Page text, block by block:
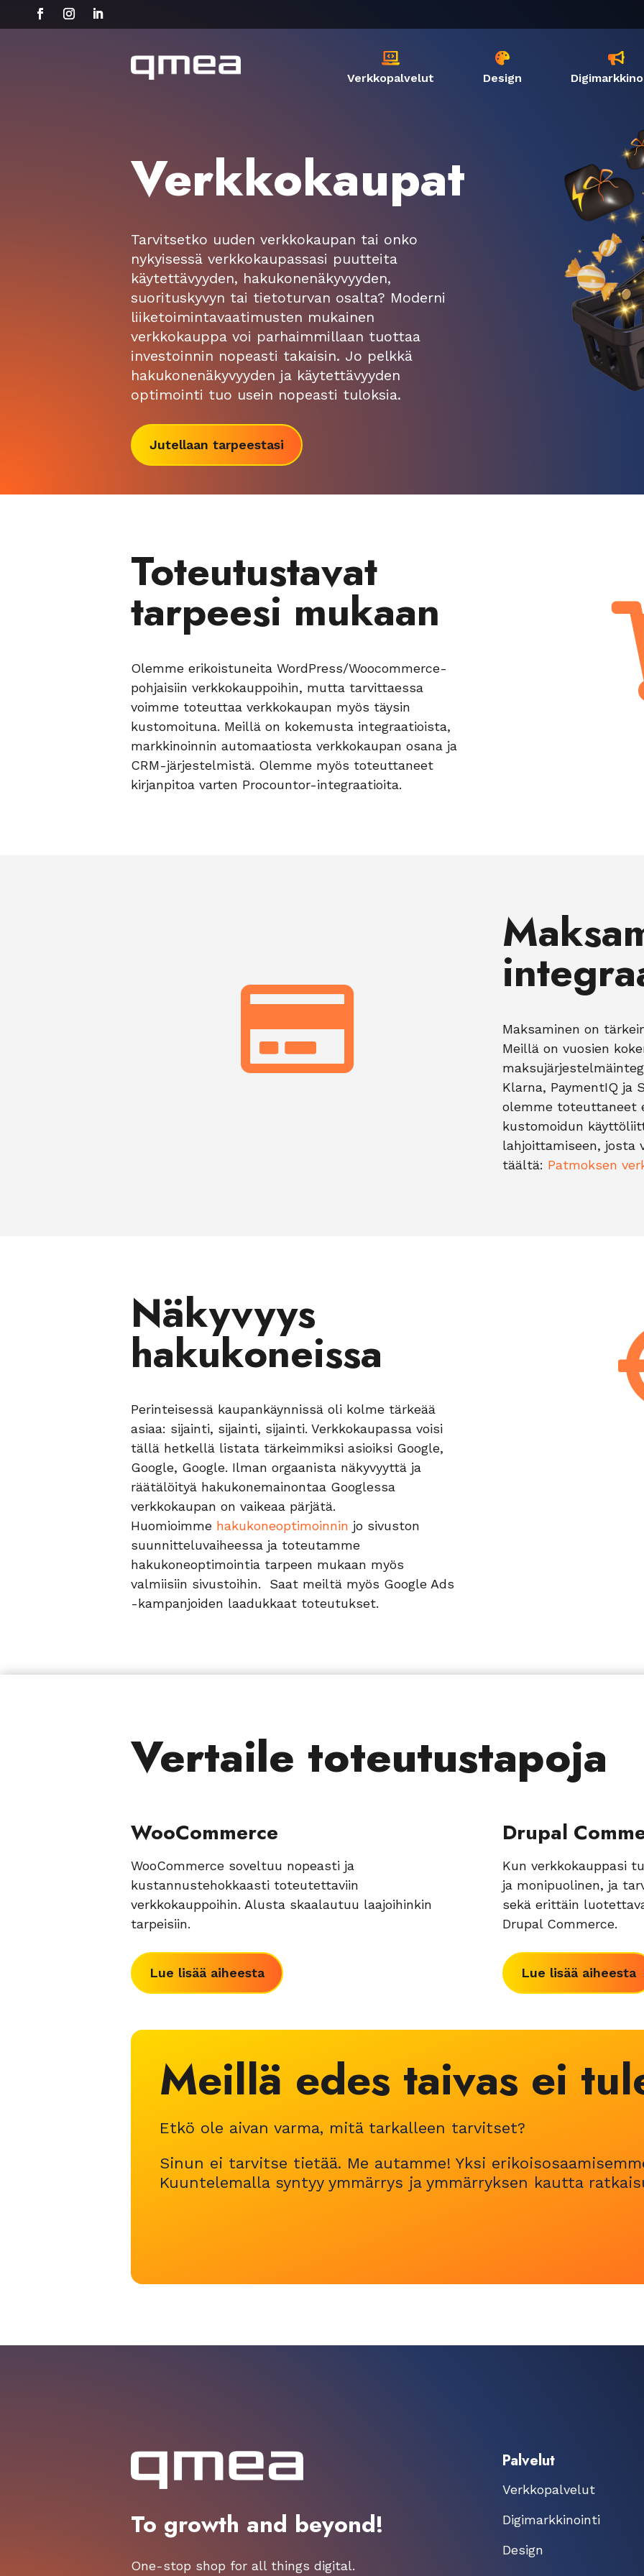

Verkkopalvelut

Design

Verkkokaupat
Tarvitsetko uuden verkkokaupan tai onko
nykyisessä verkkokaupassasi puutteita
käytettävyyden, hakukonenäkyvyyden,
suorituskyvyn tai tietoturvan osalta? Moderni
liiketoimintavaatimusten mukainen
verkkokauppa voi parhaimmillaan tuottaa
investoinnin nopeasti takaisin. Jo pelkkä
hakukonenäkyvyyden ja käytettävyyden
optimointi tuo usein nopeasti tuloksia.
Jutellaan tarpeestasi
Toteutustavat
tarpeesi mukaan
Olemme erikoistuneita WordPress/Woocommerce-
pohjaisiin verkkokauppoihin, mutta tarvittaessa
voimme toteuttaa verkkokaupan myös täysin
kustomoituna. Meillä on kokemusta integraatioista,
markkinoinnin automaatiosta verkkokaupan osana ja
CRM-järjestelmistä. Olemme myös toteuttaneet
kirjanpitoa varten Procountor-integraatioita.

Maksaminen on
Meillä on vuosien
Klarna, PaymentIQ ja
olemme toteuttaneet
kustomoidun
lahjoittamiseen, josta
täältä: Patmoksen
Näkyvyys
hakukoneissa
Perinteisessä kaupankäynnissä oli kolme tärkeää
asiaa: sijainti, sijainti, sijainti. Verkkokaupassa voisi
tällä hetkellä listata tärkeimmiksi asioiksi Google,
Google, Google. Ilman orgaanista näkyvyyttä ja
räätälöityä hakukonemainontaa Googlessa
verkkokaupan on vaikeaa pärjätä.
Huomioimme hakukoneoptimoinnin jo sivuston
suunnitteluvaiheessa ja toteutamme
hakukoneoptimointia tarpeen mukaan myös
valmiisiin sivustoihin. Saat meiltä myös Google Ads
-kampanjoiden laadukkaat toteutukset.
Vertaile toteutustapoja
WooCommerce
WooCommerce soveltuu nopeasti ja
kustannustehokkaasti toteutettaviin
verkkokauppoihin. Alusta skaalautuu laajoihinkin
tarpeisiin.
Lue lisää aiheesta
Drupal
Kun verkkokauppasi
ja monipuolinen, ja
sekä erittäin
Drupal Commerce.
Lue lisää aiheesta
Meillä edes taivas ei
Etkö ole aivan varma, mitä tarkalleen tarvitset?
Sinun ei tarvitse tietää. Me autamme! Yksi
Kuuntelemalla syntyy ymmärrys ja ymmärryksen kautta
To growth and beyond!
One-stop shop for all things digital.
Palvelut
Verkkopalvelut
Digimarkkinointi
Design